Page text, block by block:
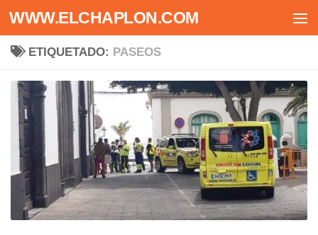
Saltar al contenido
WWW.ELCHAPLON.COM
ETIQUETADO: PASEOS